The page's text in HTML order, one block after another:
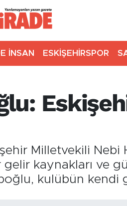
İNSAN ESKİŞEHİRSPOR
Milletvekili Nebi
kaynakları ve
kulübün kendi